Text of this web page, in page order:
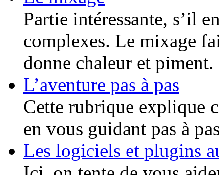
Partie intéressante, s’il
complexes. Le mixage
donne chaleur et
L’aventure pas à pas
Cette rubrique explique
en vous guidant pas à
Les logiciels et plugins